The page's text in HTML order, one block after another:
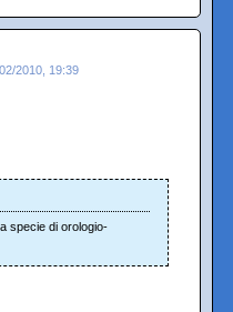
2010, 19:39
specie di orologio-